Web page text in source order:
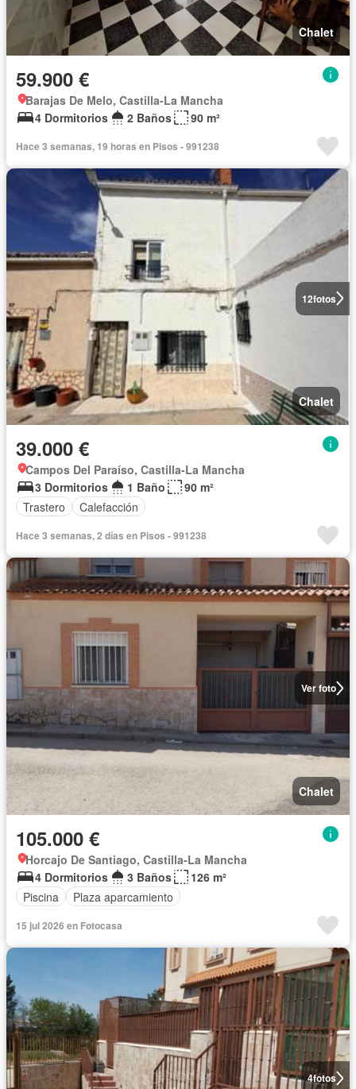
Chalet
59.900 €
Barajas De Melo, Castilla-La Mancha
4 Dormitorios
2 Baños 90 m²
Hace 3 semanas, 19 horas en Pisos - 991238
12fotos
Chalet
39.000 €
Campos Del Paraíso, Castilla-La Mancha
3 Dormitorios
1 Baño
90 m²
Trastero
Calefacción
Hace 3 semanas, 2 días en Pisos - 991238
Ver foto
Chalet
105.000 €
Horcajo De Santiago, Castilla-La Mancha
4 Dormitorios
3 Baños
126 m²
Piscina
Plaza aparcamiento
15 jul 2026 en Fotocasa
4fotos